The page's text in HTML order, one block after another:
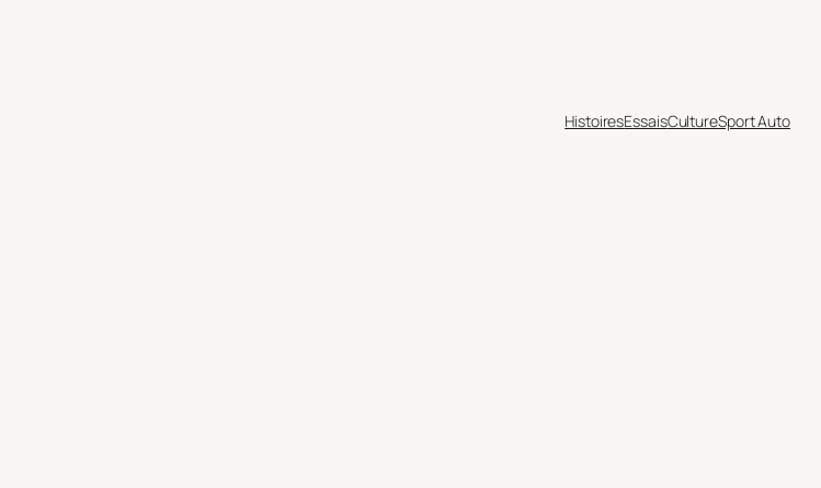
HistoiresEssaisCultureSport Auto